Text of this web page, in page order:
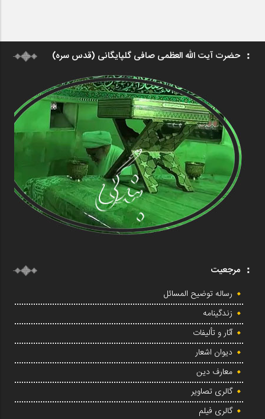
حضرت آیت الله العظمی صافی گلپایگانی (قدس سره)
مرجعیت
رساله توضیح المسائل
زندگینامه
آثار و تألیفات
دیوان اشعار
معارف دین
گالری تصاویر
گالری فیلم